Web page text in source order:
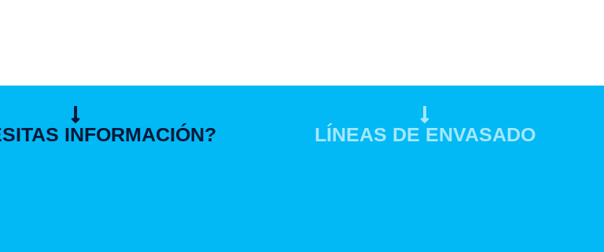
INFORMACIÓN? LÍNEAS DE ENVASADO